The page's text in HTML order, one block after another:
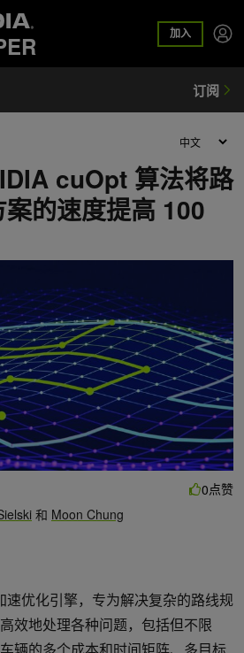
加入
cuOpt 算法将路
的速度提高 100
和 Moon Chung
0点赞
速优化引擎，专为解决复杂的路线规
效地处理各种问题，包括但不限